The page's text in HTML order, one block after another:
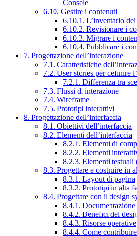
Console
6.10. Gestire i contenuti
6.10.1. L’inventario
6.10.2. Revisionare i
6.10.3. Migrare i
6.10.4. Pubblicare i
7. Progettazione dell’interazione
7.1. Caratteristiche
7.2. User stories per definire
7.2.1. Differenza tra
7.3. Flussi di interazione
7.4. Wireframe
7.5. Prototipi interattivi
8. Progettazione dell’interfaccia
8.1. Obiettivi dell’interfaccia
8.2. Elementi dell’interfaccia
8.2.1. Elementi di
8.2.2. Elementi
8.2.3. Elementi testuali
8.3. Progettare e costruire in
8.3.1. Layout di pagina
8.3.2. Prototipi in alta
8.4. Progettare con il design
8.4.1. Documentazione
8.4.2. Benefici del
8.4.3. Risorse operative
8.4.4. Come